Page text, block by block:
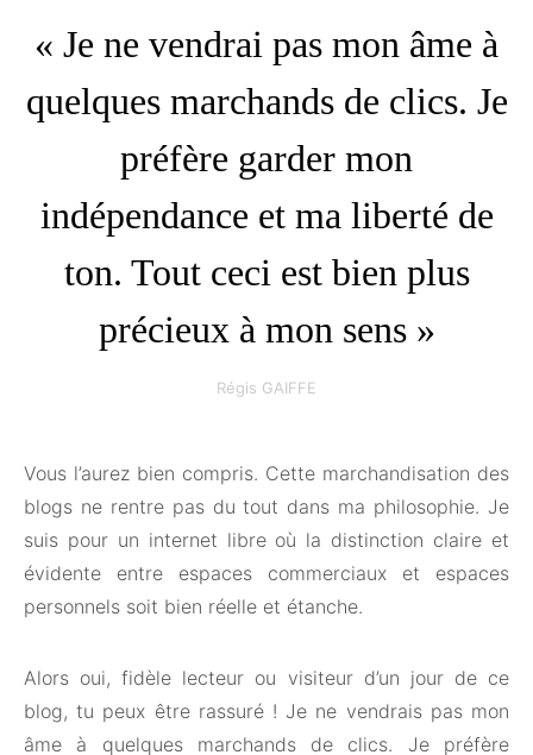
« Je ne vendrai pas mon âme à
quelques marchands de clics. Je
préfère garder mon
indépendance et ma liberté de
ton. Tout ceci est bien plus
précieux à mon sens »
Régis GAIFFE
Vous l’aurez bien compris. Cette marchandisation des
blogs ne rentre pas du tout dans ma philosophie. Je
suis pour un internet libre où la distinction claire et
évidente entre espaces commerciaux et espaces
personnels soit bien réelle et étanche.
Alors oui, fidèle lecteur ou visiteur d’un jour de ce
blog, tu peux être rassuré ! Je ne vendrais pas mon
âme à quelques marchands de clics. Je préfère